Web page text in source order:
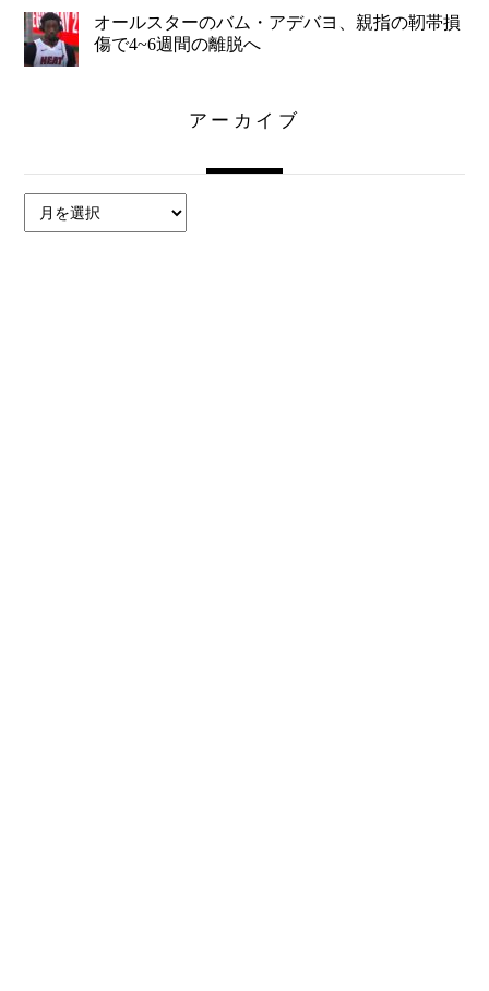
オールスターのバム・アデバヨ、親指の靭帯損
傷で4~6週間の離脱へ
アーカイブ
ー